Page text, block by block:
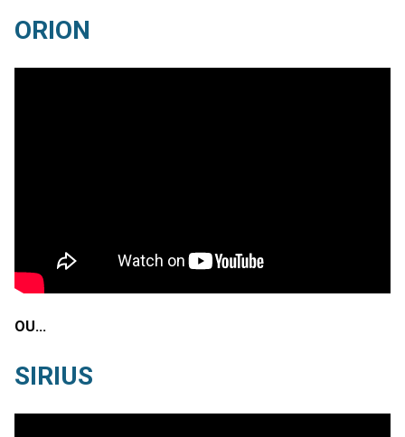
ORION
OU…
SIRIUS